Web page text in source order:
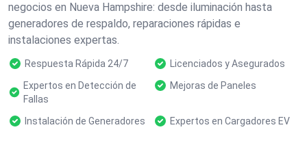
negocios en Nueva Hampshire: desde iluminación hasta
generadores de respaldo, reparaciones rápidas e
instalaciones expertas.
Respuesta Rápida 24/7
Licenciados y Asegurados
Expertos en Detección de
Fallas
Mejoras de Paneles
Instalación de Generadores Expertos en Cargadores EV